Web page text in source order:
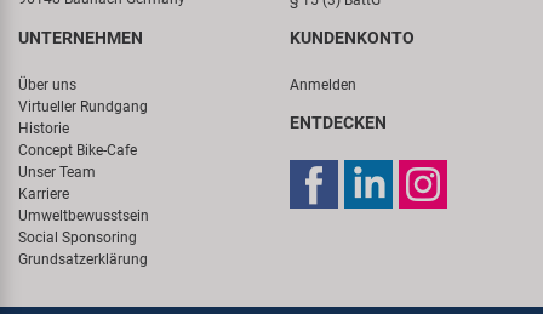
UNTERNEHMEN
Über uns
Virtueller Rundgang
Historie
Concept Bike-Cafe
Unser Team
Karriere
Umweltbewusstsein
Social Sponsoring
Grundsatzerklärung
KUNDENKONTO
Anmelden
ENTDECKEN